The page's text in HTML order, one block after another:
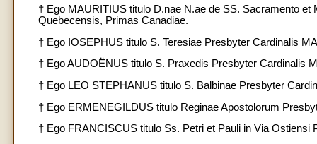
† Ego MAURITIUS titulo D.nae N.ae de SS. Sacramento
Quebecensis, Primas Canadiae.
† Ego IOSEPHUS titulo S. Teresiae Presbyter Cardinalis
† Ego AUDOËNUS titulo S. Praxedis Presbyter Cardinalis
† Ego LEO STEPHANUS titulo S. Balbinae Presbyter
† Ego ERMENEGILDUS titulo Reginae Apostolorum
† Ego FRANCISCUS titulo Ss. Petri et Pauli in Via